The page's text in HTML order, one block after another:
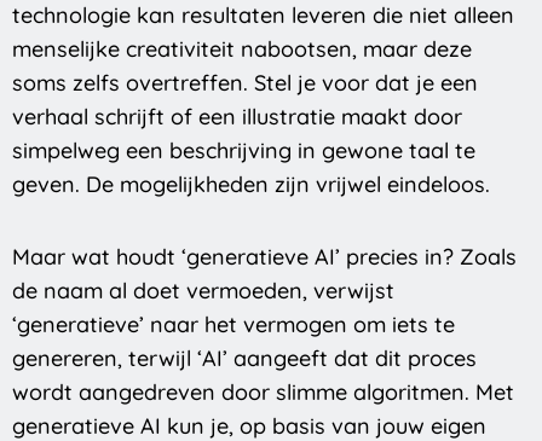
technologie kan resultaten leveren die niet alleen
menselijke creativiteit nabootsen, maar deze
soms zelfs overtreffen. Stel je voor dat je een
verhaal schrijft of een illustratie maakt door
simpelweg een beschrijving in gewone taal te
geven. De mogelijkheden zijn vrijwel eindeloos.
Maar wat houdt ‘generatieve AI’ precies in? Zoals
de naam al doet vermoeden, verwijst
‘generatieve’ naar het vermogen om iets te
genereren, terwijl ‘AI’ aangeeft dat dit proces
wordt aangedreven door slimme algoritmen. Met
generatieve AI kun je, op basis van jouw eigen